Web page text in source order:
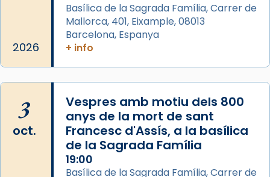
que les santes Juliana (“relatiu a Júlia”) i
Semproniana (“relatiu a Semprònia =
eterna”) són deixebles seves. I l’any 1667, el
frare Joan Gaspar Roig, afirma en una obra
que les santes són filles de l’antiga Iluro.
Mataró en reivindicarà les relíquies fins que
les aconseguirà el 1772. L’ofici que es canta
a la “Missa de les Santes” (“Missa de
Glòria”) fou composta el 1848 per Mn.
Manuel Blanch, amb aire d’òpera
italianitzant; s’interpreta per privilegi
2026
Basílica de la Sagrada Família, Carrer de
Mallorca, 401, Eixample, 08013
Barcelona, Espanya
+ info
3
oct.
Vespres amb motiu dels 800
anys de la mort de sant
Francesc d'Assís, a la basílica
de la Sagrada Família
19:00
Basílica de la Sagrada Família, Carrer de